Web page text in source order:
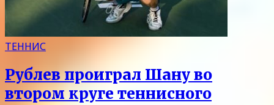
ТЕННИС
Рублев проиграл Шану во
втором круге теннисного